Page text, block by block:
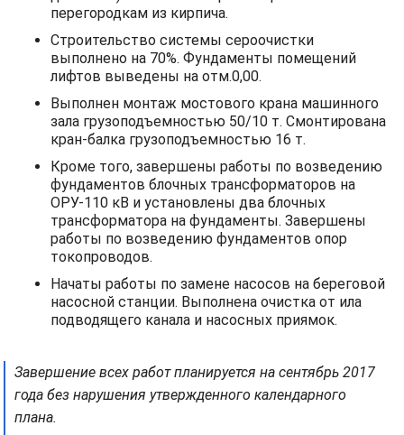
перегородкам из кирпича.
Строительство системы сероочистки
выполнено на 70%. Фундаменты помещений
лифтов выведены на отм.0,00.
Выполнен монтаж мостового крана машинного
зала грузоподъемностью 50/10 т. Смонтирована
кран-балка грузоподъемностью 16 т.
Кроме того, завершены работы по возведению
фундаментов блочных трансформаторов на
ОРУ-110 кВ и установлены два блочных
трансформатора на фундаменты. Завершены
работы по возведению фундаментов опор
токопроводов.
Начаты работы по замене насосов на береговой
насосной станции. Выполнена очистка от ила
подводящего канала и насосных приямок.
Завершение всех работ планируется на сентябрь 2017
года без нарушения утвержденного календарного
плана.